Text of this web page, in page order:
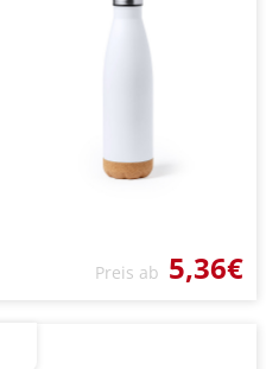
Preis ab 5,36€